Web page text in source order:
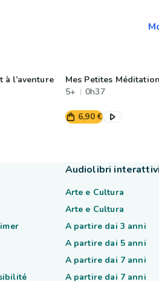
à l’aventure
Mes Petites
5+
0h37
6,90 €
Audiolibri interattivi
Arte e Cultura
Arte e Cultura
A partire dai 3 anni
A partire dai 5 anni
A partire dai 7 anni
A partire dai 7 anni